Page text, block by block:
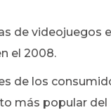
de videojuegos
el 2008.
de los
más popular del